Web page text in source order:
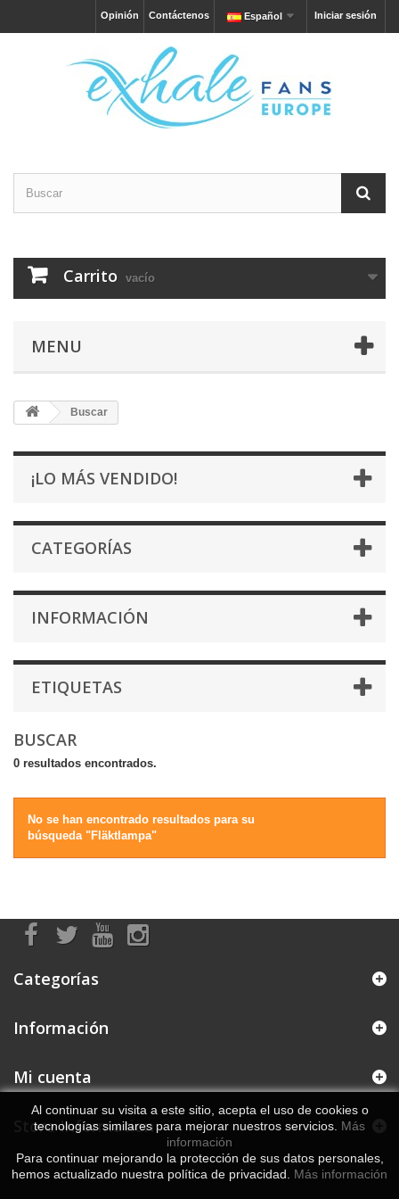
Iniciar sesión
Español
Contáctenos
Opinión
Carrito vacío
MENU
Buscar
¡LO MÁS VENDIDO!
CATEGORÍAS
INFORMACIÓN
ETIQUETAS
BUSCAR
0 resultados encontrados.
No se han encontrado resultados para su
búsqueda "Fläktlampa"
Categorías
Información
Mi cuenta
Store Information
Al continuar su visita a este sitio, acepta el uso de cookies o
tecnologías similares para mejorar nuestros servicios. Más
información
Para continuar mejorando la protección de sus datos personales,
hemos actualizado nuestra política de privacidad. Más información